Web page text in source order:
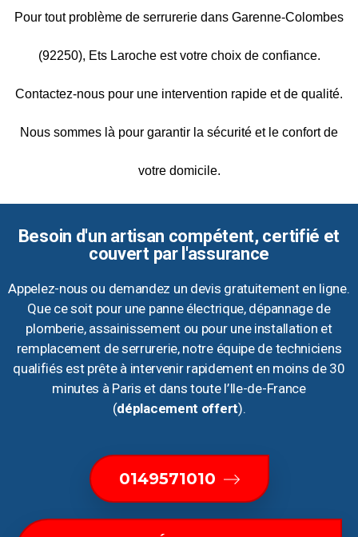
Pour tout problème de serrurerie dans Garenne-Colombes
(92250), Ets Laroche est votre choix de confiance.
Contactez-nous pour une intervention rapide et de qualité.
Nous sommes là pour garantir la sécurité et le confort de
votre domicile.
Besoin d'un artisan compétent, certifié et
couvert par l'assurance
Appelez-nous ou demandez un devis gratuitement en ligne.
Que ce soit pour une panne électrique, dépannage de
plomberie, assainissement ou pour une installation et
remplacement de serrurerie, notre équipe de techniciens
qualifiés est prête à intervenir rapidement en moins de 30
minutes à Paris et dans toute l’Ile-de-France
(déplacement offert).
0149571010